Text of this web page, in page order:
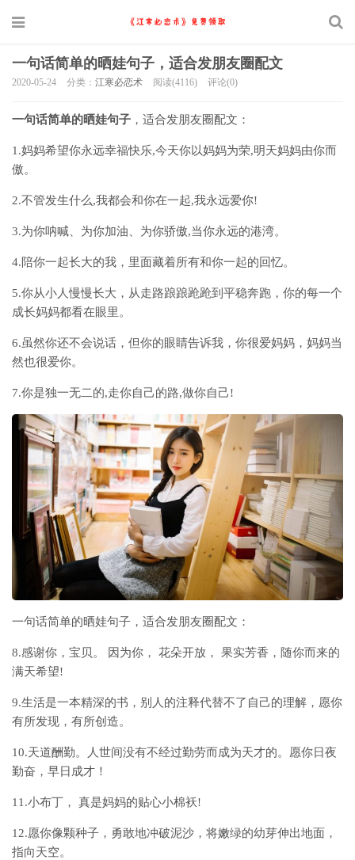
一句话简单的晒娃句子，适合发朋友圈配文
2020-05-24 分类： 江寒必恋术 阅读(4116) 评论(0)
一句话简单的晒娃句子 ，适合发朋友圈配文：
1.妈妈希望你永远幸福快乐,今天你以妈妈为荣,明天妈妈由你而
傲。
2.不管发生什么,我都会和你在一起,我永远爱你!
3.为你呐喊、为你加油、为你骄傲,当你永远的港湾。
4.陪你一起长大的我，里面藏着所有和你一起的回忆。
5.你从小人慢慢长大，从走路踉踉跄跄到平稳奔跑，你的每一个
成长妈妈都看在眼里。
6.虽然你还不会说话，但你的眼睛告诉我，你很爱妈妈，妈妈当
然也很爱你。
7.你是独一无二的,走你自己的路,做你自己!
一句话简单的晒娃句子，适合发朋友圈配文：
8.感谢你，宝贝。 因为你， 花朵开放， 果实芳香，随你而来的
满天希望!
9.生活是一本精深的书，别人的注释代替不了自己的理解，愿你
有所发现，有所创造。
10.天道酬勤。人世间没有不经过勤劳而成为天才的。愿你日夜
勤奋，早日成才！
11.小布丁， 真是妈妈的贴心小棉袄!
12.愿你像颗种子，勇敢地冲破泥沙，将嫩绿的幼芽伸出地面，
指向天空。